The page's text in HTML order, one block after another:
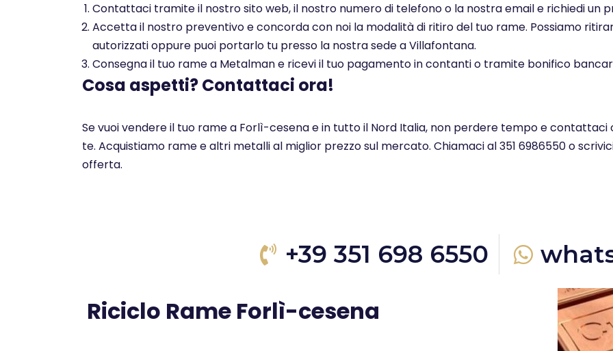
Contattaci tramite il nostro sito web, il nostro numero di telefono o la nostra email e richiedi un
Accetta il nostro preventivo e concorda con noi la modalità di ritiro del tuo rame. Possiamo
autorizzati oppure puoi portarlo tu presso la nostra sede a Villafontana.
Consegna il tuo rame a Metalman e ricevi il tuo pagamento in contanti o tramite bonifico
Cosa aspetti? Contattaci ora!
Se vuoi vendere il tuo rame a Forlì-cesena e in tutto il Nord Italia, non perdere tempo e contattaci
te. Acquistiamo rame e altri metalli al miglior prezzo sul mercato. Chiamaci al 351 6986550 o
offerta.
+39 351 698 6550
Riciclo Rame Forlì-cesena